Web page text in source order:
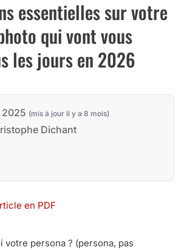
essentielles sur votre
qui vont vous
les jours en 2026
2025 (mis à jour il y a 8 mois)
Dichant
en PDF
votre persona ? (persona, pas